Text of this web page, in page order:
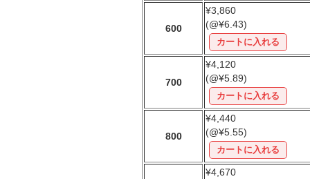
600
¥3,860
(@¥6.43)
700
¥4,120
(@¥5.89)
800
¥4,440
(@¥5.55)
¥4,670